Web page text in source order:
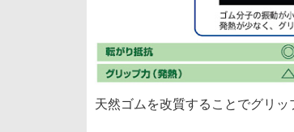
天然ゴムを改質することでグリッ